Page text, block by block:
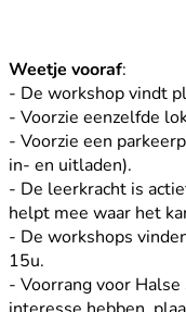
Weetje vooraf:
- De workshop vindt
- Voorzie eenzelfde
- Voorzie een
in- en uitladen).
- De leerkracht is
helpt mee waar het
- De workshops
15u.
- Voorrang voor